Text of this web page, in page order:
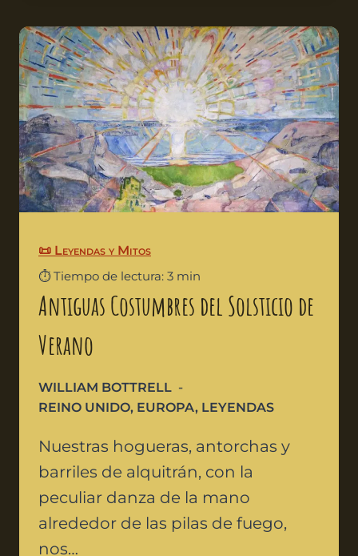
📜 Leyendas y Mitos
⏱️ Tiempo de lectura: 3 min
Antiguas Costumbres del Solsticio de
Verano
WILLIAM BOTTRELL
REINO UNIDO, EUROPA, LEYENDAS
Nuestras hogueras, antorchas y
barriles de alquitrán, con la
peculiar danza de la mano
alrededor de las pilas de fuego,
nos…